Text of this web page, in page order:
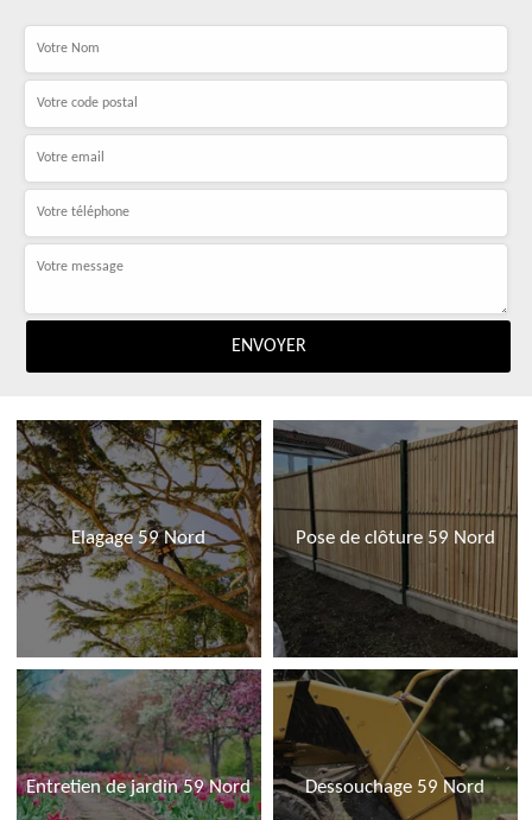
Elagage 59 Nord Pose de clôture 59 Nord
Entretien de jardin 59 Nord Dessouchage 59 Nord